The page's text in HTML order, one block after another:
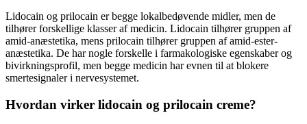
Lidocain og prilocain er begge lokalbedøvende midler, men de
tilhører forskellige klasser af medicin. Lidocain tilhører gruppen af
amid-anæstetika, mens prilocain tilhører gruppen af amid-ester-
anæstetika. De har nogle forskelle i farmakologiske egenskaber og
bivirkningsprofil, men begge medicin har evnen til at blokere
smertesignaler i nervesystemet.
Hvordan virker lidocain og prilocain creme?